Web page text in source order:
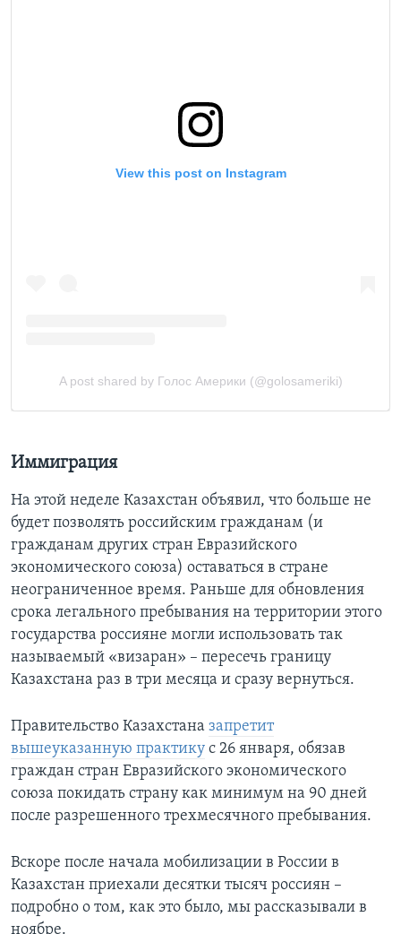
Иммиграция
На этой неделе Казахстан объявил, что больше не
будет позволять российским гражданам (и
гражданам других стран Евразийского
экономического союза) оставаться в стране
неограниченное время. Раньше для обновления
срока легального пребывания на территории этого
государства россияне могли использовать так
называемый «визаран» – пересечь границу
Казахстана раз в три месяца и сразу вернуться.
Правительство Казахстана запретит
вышеуказанную практику с 26 января, обязав
граждан стран Евразийского экономического
союза покидать страну как минимум на 90 дней
после разрешенного трехмесячного пребывания.
Вскоре после начала мобилизации в России в
Казахстан приехали десятки тысяч россиян –
подробно о том, как это было, мы рассказывали в
ноябре.